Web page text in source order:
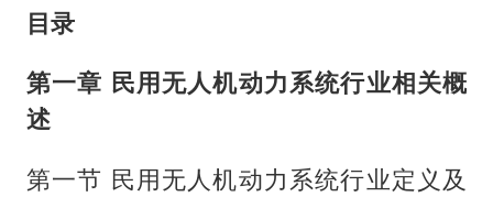
目录
第一章 民用无人机动力系统行业相关概
述
第一节 民用无人机动力系统行业定义及